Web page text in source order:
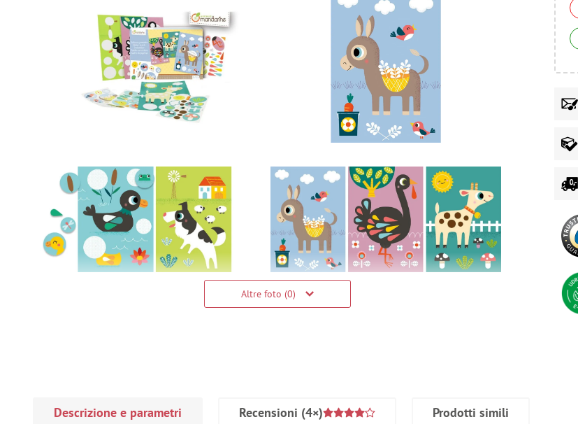
Altre foto (0)
Descrizione e parametri Recensioni (4×) Prodotti simili